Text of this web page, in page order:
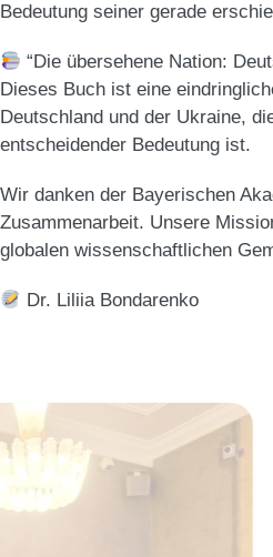
Bedeutung seiner gerade
“Die übersehene Nation:
​Dieses Buch ist eine
Deutschland und der Ukraine,
entscheidender Bedeutung ist.
​Wir danken der Bayerischen
Zusammenarbeit. Unsere
globalen wissenschaftlichen
Dr. Liliia Bondarenko